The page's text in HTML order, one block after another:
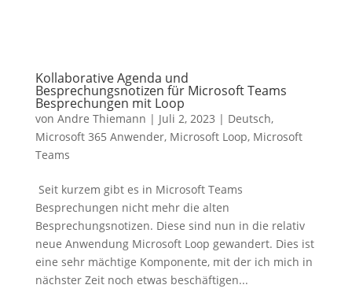
Kollaborative Agenda und
Besprechungsnotizen für Microsoft Teams
Besprechungen mit Loop
von Andre Thiemann | Juli 2, 2023 | Deutsch,
Microsoft 365 Anwender, Microsoft Loop, Microsoft
Teams
Seit kurzem gibt es in Microsoft Teams
Besprechungen nicht mehr die alten
Besprechungsnotizen. Diese sind nun in die relativ
neue Anwendung Microsoft Loop gewandert. Dies ist
eine sehr mächtige Komponente, mit der ich mich in
nächster Zeit noch etwas beschäftigen...